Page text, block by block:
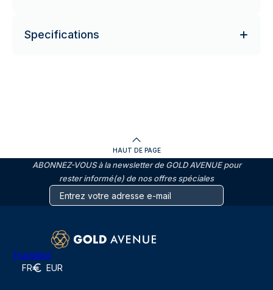
Specifications
HAUT DE PAGE
ABONNEZ-VOUS à la newsletter de GOLD AVENUE pour
rester informé(e) de nos offres spéciales
Trustpilot
FR EUR